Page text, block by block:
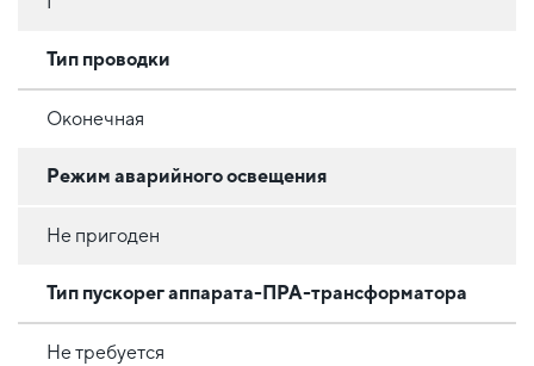
Тип проводки
Оконечная
Режим аварийного освещения
Не пригоден
Тип пускорег аппарата-ПРА-трансформатора
Не требуется